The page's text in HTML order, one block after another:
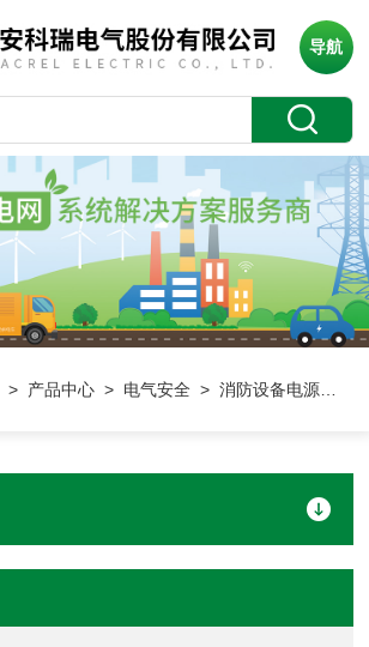
导航
> 产品中心 > 电气安全 > 消防设备电源系统